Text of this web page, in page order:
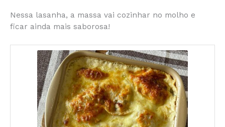
Nessa lasanha, a massa vai cozinhar no molho e
ficar ainda mais saborosa!